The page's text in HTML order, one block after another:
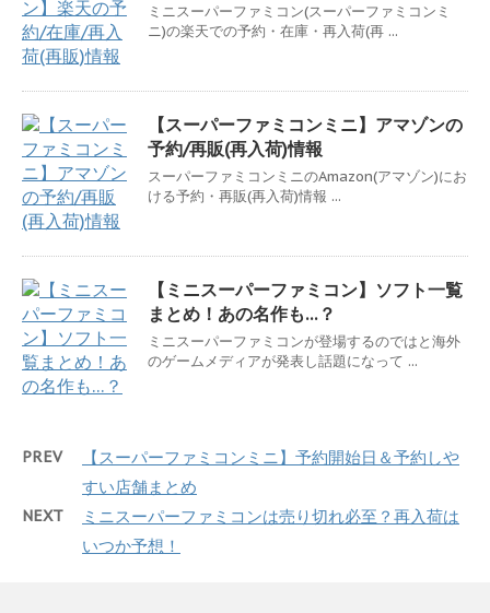
ミニスーパーファミコン(スーパーファミコンミ
ニ)の楽天での予約・在庫・再入荷(再 ...
【スーパーファミコンミニ】アマゾンの
予約/再販(再入荷)情報
スーパーファミコンミニのAmazon(アマゾン)にお
ける予約・再販(再入荷)情報 ...
【ミニスーパーファミコン】ソフト一覧
まとめ！あの名作も…？
ミニスーパーファミコンが登場するのではと海外
のゲームメディアが発表し話題になって ...
PREV
【スーパーファミコンミニ】予約開始日＆予約しや
すい店舗まとめ
NEXT
ミニスーパーファミコンは売り切れ必至？再入荷は
いつか予想！